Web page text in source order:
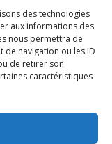
des technologies
aux informations des
nous permettra de
navigation ou les ID
de retirer son
caractéristiques
de presse
de
t-il,
les
des
l’Union